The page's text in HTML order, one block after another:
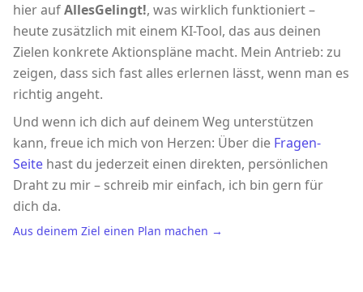
hier aufAllesGelingt!, was wirklich funktioniert –
heute zusätzlich mit einem KI-Tool, das aus deinen
Zielen konkrete Aktionspläne macht. Mein Antrieb: zu
zeigen, dass sich fast alles erlernen lässt, wenn man es
richtig angeht.
Und wenn ich dich auf deinem Weg unterstützen
kann, freue ich mich von Herzen: Über die Fragen-
Seite hast du jederzeit einen direkten, persönlichen
Draht zu mir – schreib mir einfach, ich bin gern für
dich da.
Aus deinem Ziel einen Plan machen →